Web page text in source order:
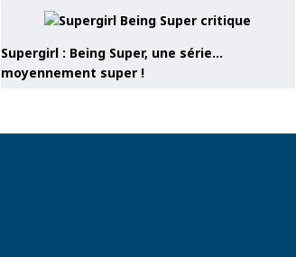
Supergirl : Being Super, une série…
moyennement super !